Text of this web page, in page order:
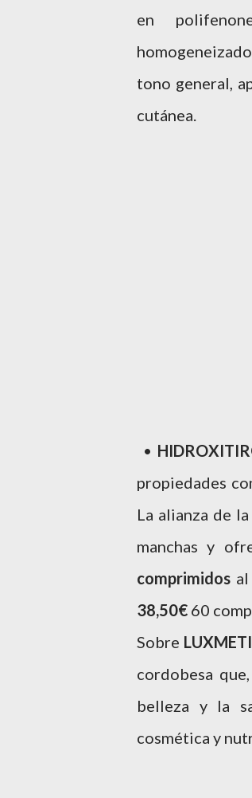
en
tono general,
cutánea.
•
propiedades
La alianza de
manchas y
comprimidos
38,50€ 60
Sobre
cordobesa
belleza y la
cosmética y